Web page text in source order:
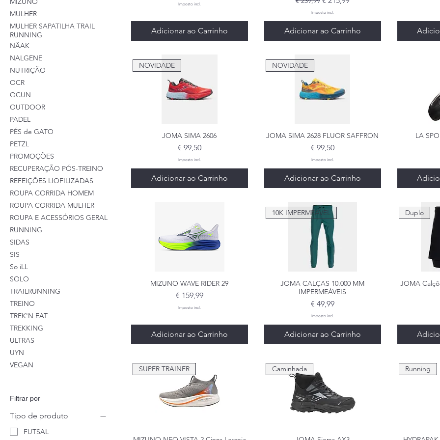
MULHER
MULHER SAPATILHA TRAIL
RUNNING
NÄAK
NALGENE
NUTRIÇÃO
OCR
OCUN
OUTDOOR
PADEL
PÉS de GATO
PETZL
PROMOÇÕES
RECUPERAÇÃO PÓS-TREINO
REFEIÇÕES LIOFILIZADAS
ROUPA CORRIDA HOMEM
ROUPA CORRIDA MULHER
ROUPA E ACESSÓRIOS GERAL
RUNNING
SIDAS
SIS
So iLL
SOLO
TRAILRUNNING
TREINO
TREK'N EAT
TREKKING
ULTRAS
UYN
VEGAN
Filtrar por
Tipo de produto
FUTSAL
Imposto incl.
Adicionar ao Carrinho
Imposto incl.
Adicionar ao Carrinho
Visualização rápida
NOVIDADE
JOMA SIMA 2606
Preço
€ 99,50
Imposto incl.
Adicionar ao Carrinho
Visualização rápida
NOVIDADE
JOMA SIMA 2628 FLUOR SAFFRON
Preço
€ 99,50
Imposto incl.
Adicionar ao Carrinho
LA
Visualização rápida
MIZUNO WAVE RIDER 29
Preço
€ 159,99
Imposto incl.
Adicionar ao Carrinho
Visualização rápida
10K IMPERMEÁVEL
JOMA CALÇAS 10.000 MM
IMPERMEÁVEIS
Preço
€ 49,99
Imposto incl.
Adicionar ao Carrinho
Duplo
JOMA
SUPER TRAINER Caminhada Running